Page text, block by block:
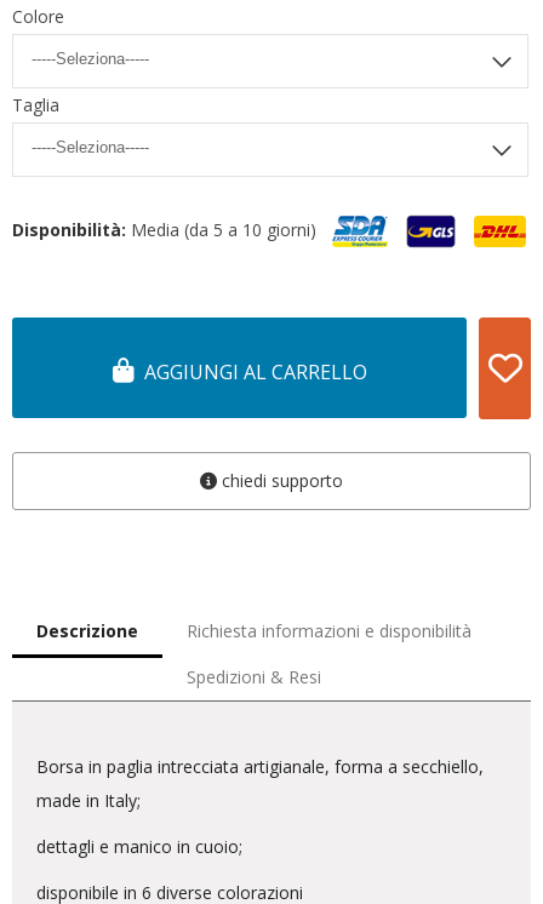
Colore
Taglia
Disponibilità: Media (da 5 a 10 giorni)
AGGIUNGI AL CARRELLO
chiedi supporto
Descrizione
Richiesta informazioni e disponibilità
Spedizioni & Resi
Borsa in paglia intrecciata artigianale, forma a secchiello,
made in Italy;
dettagli e manico in cuoio;
disponibile in 6 diverse colorazioni